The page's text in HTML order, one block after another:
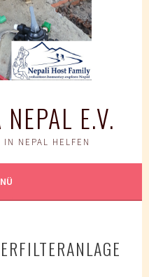
E.V.
NEPAL HELFEN